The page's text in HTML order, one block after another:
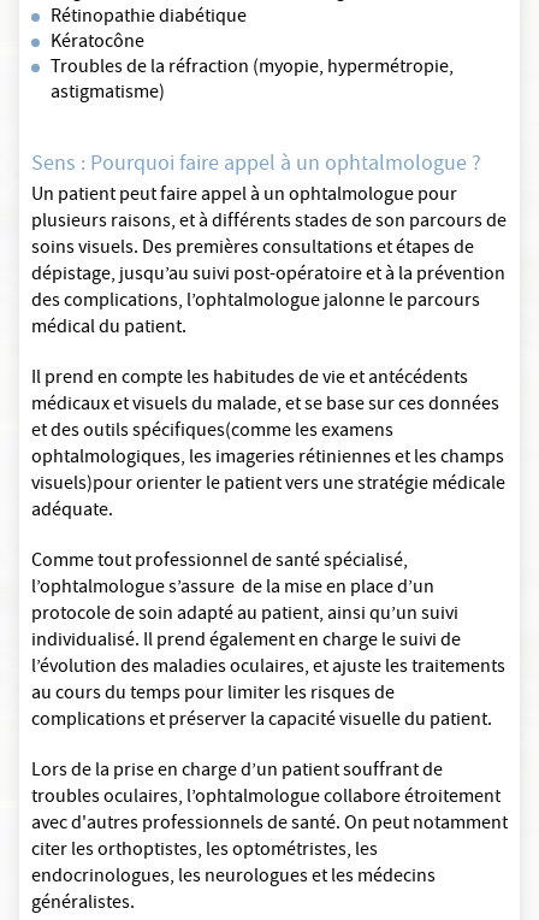
Rétinopathie diabétique
Kératocône
Troubles de la réfraction (myopie, hypermétropie,
astigmatisme)
Sens : Pourquoi faire appel à un ophtalmologue ?
Un patient peut faire appel à un ophtalmologue pour
plusieurs raisons, et à différents stades de son parcours de
soins visuels. Des premières consultations et étapes de
dépistage, jusqu’au suivi post-opératoire et à la prévention
des complications, l’ophtalmologue jalonne le parcours
médical du patient.
Il prend en compte les habitudes de vie et antécédents
médicaux et visuels du malade, et se base sur ces données
et des outils spécifiques(comme les examens
ophtalmologiques, les imageries rétiniennes et les champs
visuels)pour orienter le patient vers une stratégie médicale
adéquate.
Comme tout professionnel de santé spécialisé,
l’ophtalmologue s’assure de la mise en place d’un
protocole de soin adapté au patient, ainsi qu’un suivi
individualisé. Il prend également en charge le suivi de
l’évolution des maladies oculaires, et ajuste les traitements
au cours du temps pour limiter les risques de
complications et préserver la capacité visuelle du patient.
Lors de la prise en charge d’un patient souffrant de
troubles oculaires, l’ophtalmologue collabore étroitement
avec d'autres professionnels de santé. On peut notamment
citer les orthoptistes, les optométristes, les
endocrinologues, les neurologues et les médecins
généralistes.